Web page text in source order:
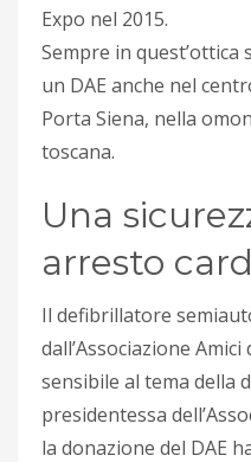
Expo nel 2015.
Sempre in
un DAE anche nel
Porta Siena, nella
toscana.
Una
arresto
Il defibrillatore
dall’Associazione
sensibile al tema della
presidentessa
la donazione del DAE